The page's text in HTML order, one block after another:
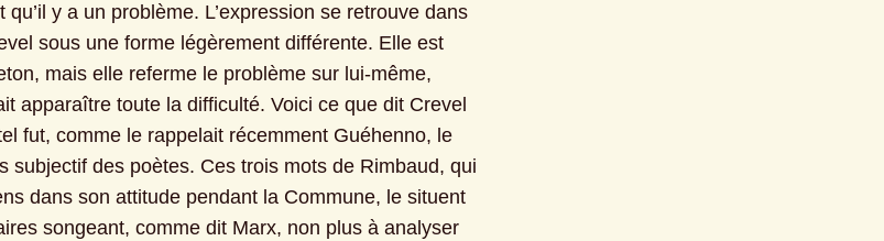
qu’il y a un problème. L’expression se retrouve dans
sous une forme légèrement différente. Elle est
mais elle referme le problème sur lui-même,
apparaître toute la difficulté. Voici ce que dit Crevel
fut, comme le rappelait récemment Guéhenno, le
subjectif des poètes. Ces trois mots de Rimbaud, qui
dans son attitude pendant la Commune, le situent
songeant, comme dit Marx, non plus à analyser